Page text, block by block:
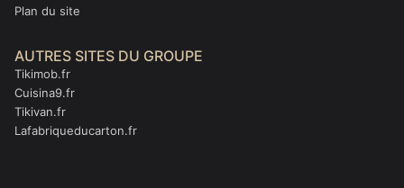
Plan du site
AUTRES SITES DU GROUPE
Tikimob.fr
Cuisina9.fr
Tikivan.fr
Lafabriqueducarton.fr